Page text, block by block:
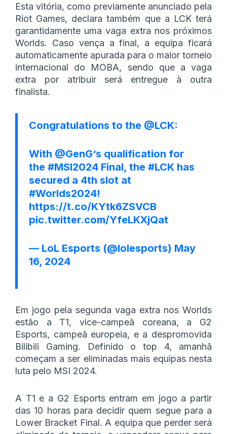
Esta vitória, como previamente anunciado pela
Riot Games, declara também que a LCK terá
garantidamente uma vaga extra nos próximos
Worlds. Caso vença a final, a equipa ficará
automaticamente apurada para o maior torneio
internacional do MOBA, sendo que a vaga
extra por atribuir será entregue à outra
finalista.
Congratulations to the @LCK:
With @GenG‘s qualification for
the #MSI2024 Final, the #LCK has
secured a 4th slot at
#Worlds2024!
https://t.co/KYtk6ZSVCB
pic.twitter.com/YfeLKXjQat
— LoL Esports (@lolesports) May
16, 2024
Em jogo pela segunda vaga extra nos Worlds
estão a T1, vice-campeã coreana, a G2
Esports, campeã europeia, e a despromovida
Bilibili Gaming. Definido o top 4, amanhã
começam a ser eliminadas mais equipas nesta
luta pelo MSI 2024.
A T1 e a G2 Esports entram em jogo a partir
das 10 horas para decidir quem segue para a
Lower Bracket Final. A equipa que perder será